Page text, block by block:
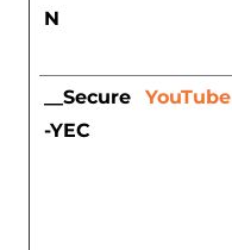
N
__Secure
-YEC
YouTube